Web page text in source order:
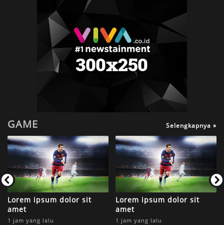
GAME Selengkapnya »
Lorem ipsum dolor sit
amet
1 jam yang lalu
Lorem ipsum dolor sit
amet
1 jam yang lalu